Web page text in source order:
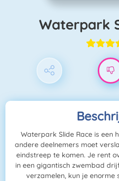
Waterpark
Waterpark Slide Race is een
andere deelnemers moet
eindstreep te komen. Je rent
in een gigantisch zwembad
verzamelen, kun je enorme